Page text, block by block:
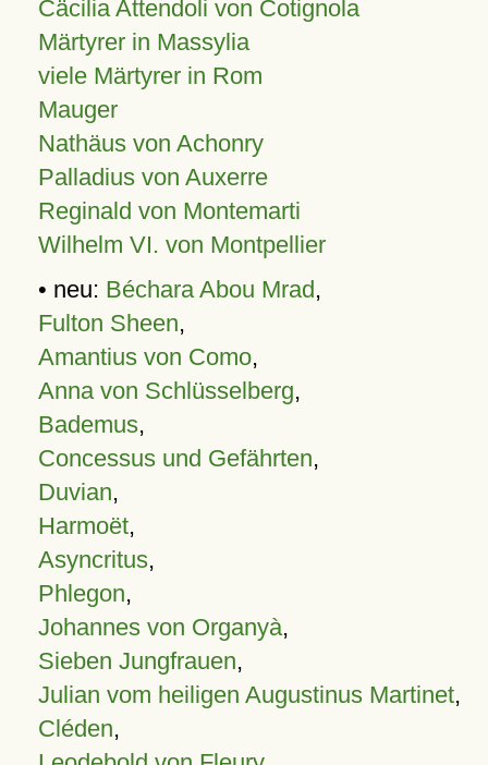
Cäcilia Attendoli von Cotignola
Märtyrer in Massylia
viele Märtyrer in Rom
Mauger
Nathäus von Achonry
Palladius von Auxerre
Reginald von Montemarti
Wilhelm VI. von Montpellier
• neu: Béchara Abou Mrad,
Fulton Sheen,
Amantius von Como,
Anna von Schlüsselberg,
Bademus,
Concessus und Gefährten,
Duvian,
Harmoët,
Asyncritus,
Phlegon,
Johannes von Organyà,
Sieben Jungfrauen,
Julian vom heiligen Augustinus Martinet,
Cléden,